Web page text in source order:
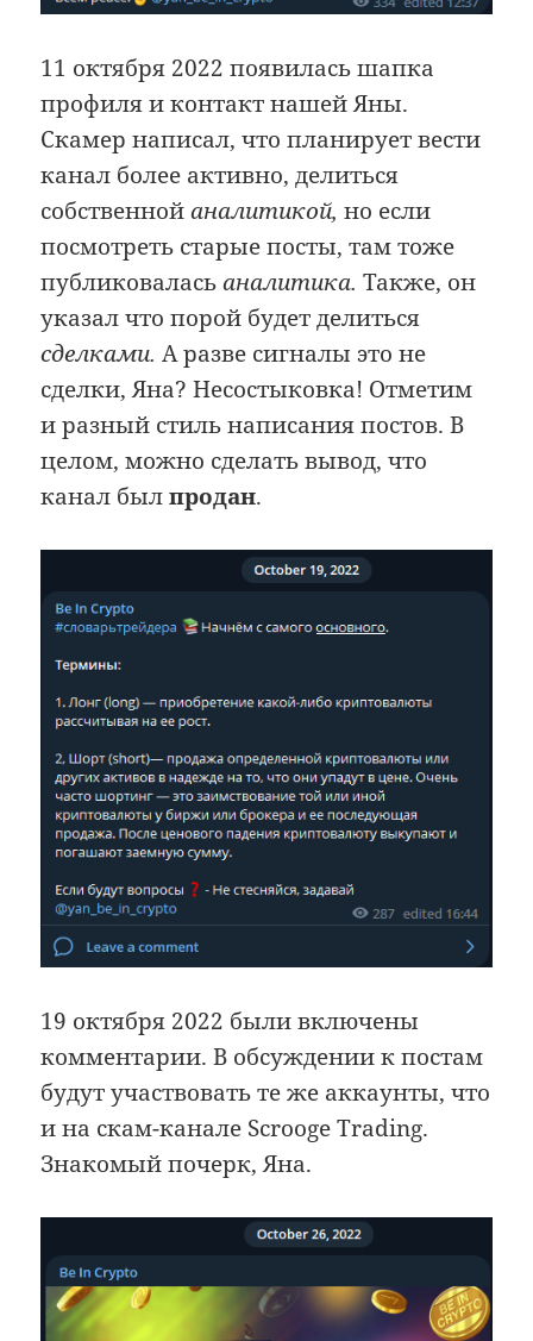
11 октября 2022 появилась шапка
профиля и контакт нашей Яны.
Скамер написал, что планирует вести
канал более активно, делиться
собственнойаналитикой,но если
посмотреть старые посты, там тоже
публиковаласьаналитика.Также, он
указал что порой будет делиться
сделками.А разве сигналы это не
сделки, Яна? Несостыковка! Отметим
и разный стиль написания постов. В
целом, можно сделать вывод, что
канал былпродан.
19 октября 2022 были включены
комментарии. В обсуждении к постам
будут участвовать те же аккаунты, что
и на скам-канале Scrooge Trading.
Знакомый почерк, Яна.